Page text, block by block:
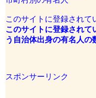
このサイトに登録されて
このサイトに登録されて
う自治体出身の有名人の
スポンサーリンク